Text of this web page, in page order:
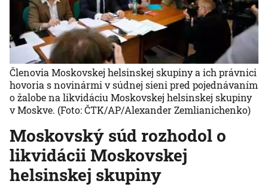
Moskovský súd rozhodol o
likvidácii Moskovskej
helsinskej skupiny
Členovia Moskovskej helsinskej skupiny a ich právnici
hovoria s novinármi v súdnej sieni pred pojednávaním
o žalobe na likvidáciu Moskovskej helsinskej skupiny
v Moskve. (Foto: ČTK/AP/Alexander Zemlianichenko)